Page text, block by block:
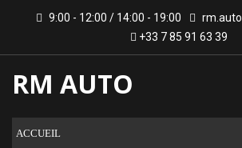
9:00 - 12:00 / 14:00 - 19:00
+33 7 85 91 63 39
RM AUTO
ACCUEIL